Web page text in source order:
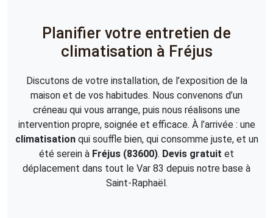
Planifier votre entretien de
climatisation à Fréjus
Discutons de votre installation, de l’exposition de la
maison et de vos habitudes. Nous convenons d’un
créneau qui vous arrange, puis nous réalisons une
intervention propre, soignée et efficace. À l’arrivée : une
climatisationqui souffle bien, qui consomme juste, et un
été serein à Fréjus (83600). Devis gratuit et
déplacement dans tout le Var 83 depuis notre base à
Saint-Raphaël.